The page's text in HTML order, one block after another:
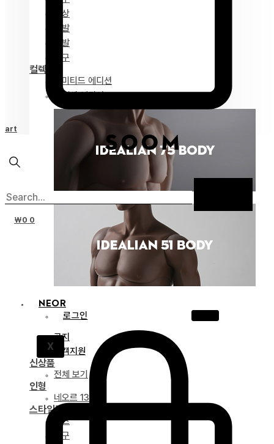
의상
가발
신발
도구
컬렉션
리미티드 에디션
스페셜 에디션
NEOR
로그인
X
공지
고객지원
신상품
전체 보기
인형
네오르 13
스타일링
파츠
안구
₩0 0